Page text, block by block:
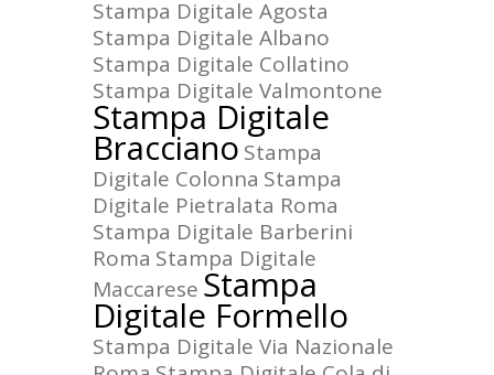
Stampa Digitale Agosta
Stampa Digitale Albano
Stampa Digitale Collatino
Stampa Digitale Valmontone
Stampa Digitale
Bracciano Stampa
Digitale Colonna Stampa
Digitale Pietralata Roma
Stampa Digitale Barberini
Roma Stampa Digitale
Maccarese Stampa
Digitale Formello
Stampa Digitale Via Nazionale